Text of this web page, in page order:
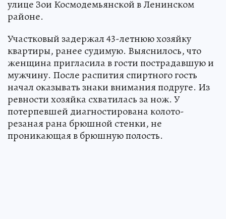
улице Зои Космодемьянской в Ленинском
районе.
Участковый задержал 43-летнюю хозяйку
квартиры, ранее судимую. Выяснилось, что
женщина пригласила в гости пострадавшую и
мужчину. После распития спиртного гость
начал оказывать знаки внимания подруге. Из
ревности хозяйка схватилась за нож. У
потерпевшей диагностирована колото-
резаная рана брюшной стенки, не
проникающая в брюшную полость.